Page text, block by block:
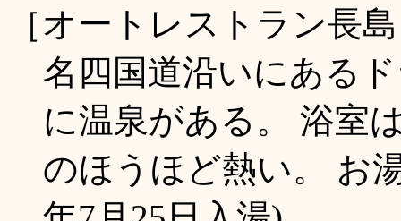
［オートレストラン長
名四国道沿いにある
に温泉がある。 浴室
のほうほど熱い。 お